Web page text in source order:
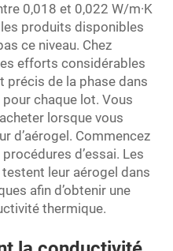
0,018 et 0,022 W/m·K
les produits disponibles
ce niveau. Chez
efforts considérables
précis de la phase dans
chaque lot. Vous
lorsque vous
d’aérogel. Commencez
d’essai. Les
leur aérogel dans
afin d’obtenir une
thermique.